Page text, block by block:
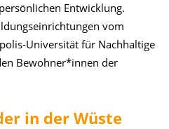
Entwicklung.
vom
Universität für Nachhaltige
Bewohner*innen der
in der Wüste